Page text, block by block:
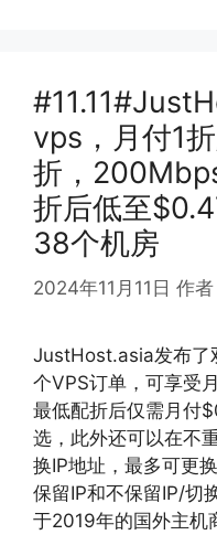
vps，月付1
折，
折后低至
38个机房
2024年11月11日 作者
JustHost.asia发布了
个VPS订单，可享受
最低配折后仅需月付
选，此外还可以在不
换IP地址，最多可更
保留IP和不保留IP/切
于2019年的国外主机